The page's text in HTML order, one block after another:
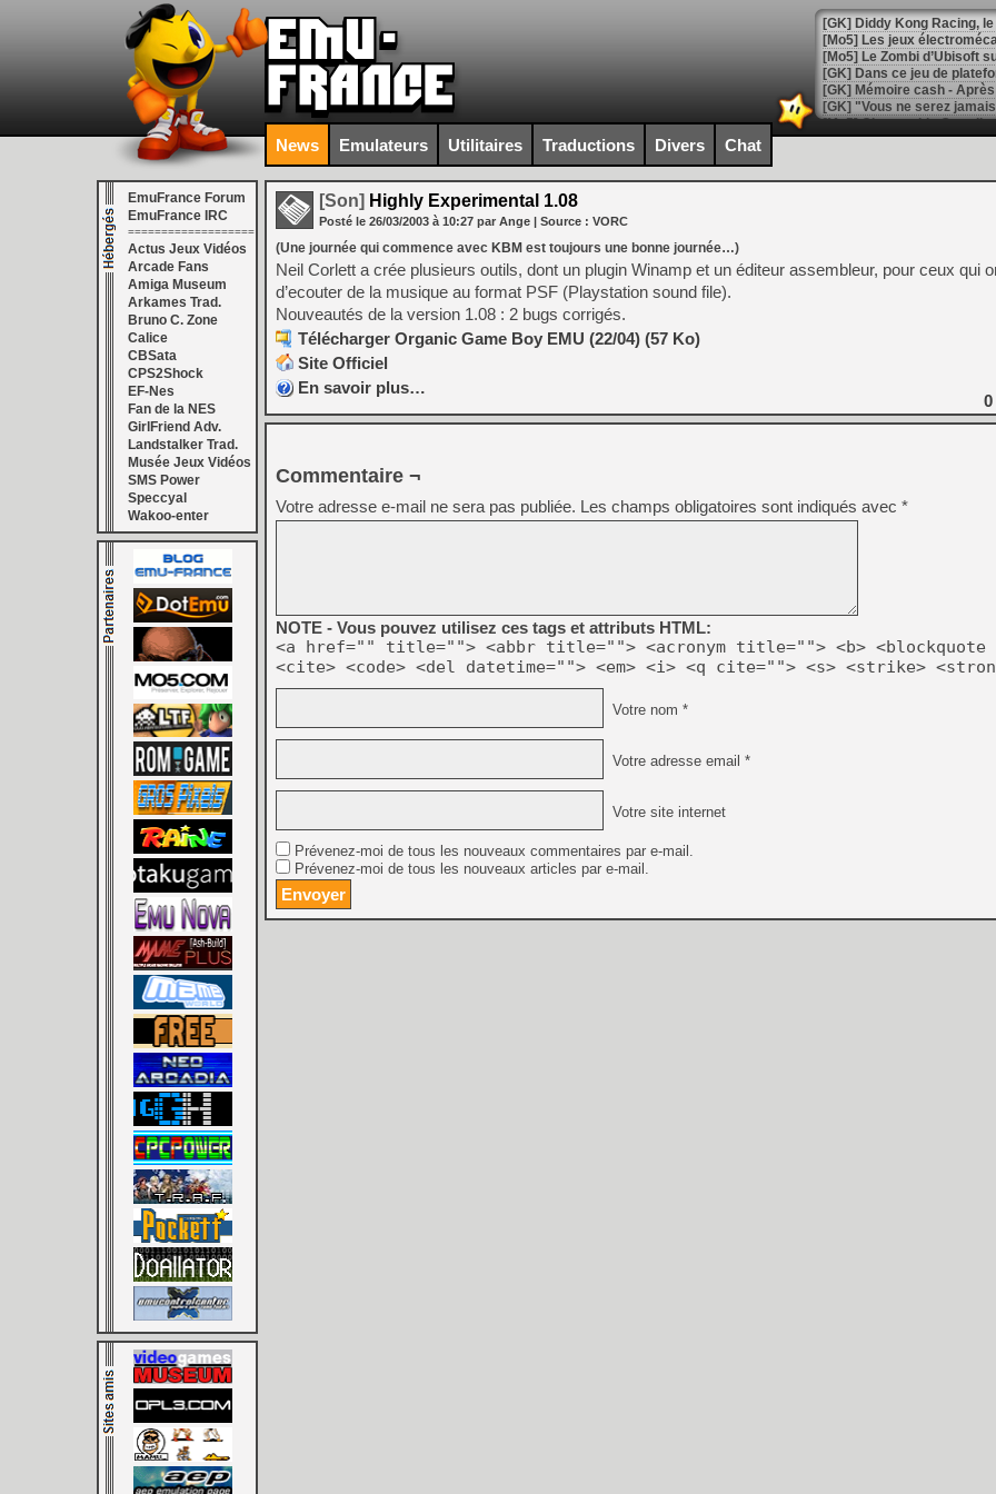
[GK] Diddy Kong Racing,
[Mo5] Les jeux
[Mo5] Le Zombi d’Ubisoft
[GK] Dans ce jeu de
[GK] Mémoire cash -
[GK] "Vous ne serez
[Mo5] Changeable
[GK] Des bugs de Super
[LS] [Switch] NSP Auto
[GK] La saga horrifique
[GK] Le portage de Super
[Mo5] Le jeu de course
[GK] Guillermo del Toro
[LTF] Eté 2026 - Séquence
[GK] Mistfall Hunter : déjà
[GK] Wo Long 2 évolue
[GK] Crossfire : un TPS à
[LS] [PS5] Premiers
[Mo5] DOOM arrive en
[GK] Bethesda fête les 30
[GK] Roblox : l'action en
[GK] Agenda - GeForce
[LS] [PS5] ps5-y2jb-
[GK] Pourquoi Marvel
[GK] Test : Restory : Chill
[GK] GTA 6 : Rockstar
[GK] Un mod transforme
News Emulateurs Utilitaires Traductions Divers Chat
EmuFrance Forum
EmuFrance IRC
===================
Actus Jeux Vidéos
Arcade Fans
Amiga Museum
Arkames Trad.
Bruno C. Zone
Calice
CBSata
CPS2Shock
EF-Nes
Fan de la NES
GirlFriend Adv.
Landstalker Trad.
Musée Jeux Vidéos
SMS Power
Speccyal
Wakoo-enter
[Son] Highly Experimental 1.08
Posté le 26/03/2003 à 10:27 par Ange | Source : VORC
(Une journée qui commence avec KBM est toujours une bonne journée…)
Neil Corlett a crée plusieurs outils, dont un plugin Winamp et un éditeur assembleur, pour ceux qui
d’ecouter de la musique au format PSF (Playstation sound file).
Nouveautés de la version 1.08 : 2 bugs corrigés.
Télécharger Organic Game Boy EMU (22/04) (57 Ko)
Site Officiel
En savoir plus…
0
Commentaire ¬
Votre adresse e-mail ne sera pas publiée. Les champs obligatoires sont indiqués avec *
NOTE - Vous pouvez utilisez ces tags et attributs HTML:
<a href="" title=""> <abbr title=""> <acronym title=""> <b> <blockquote
<cite> <code> <del datetime=""> <em> <i> <q cite=""> <s> <strike>
Votre nom *
Votre adresse email *
Votre site internet
Prévenez-moi de tous les nouveaux commentaires par e-mail.
Prévenez-moi de tous les nouveaux articles par e-mail.